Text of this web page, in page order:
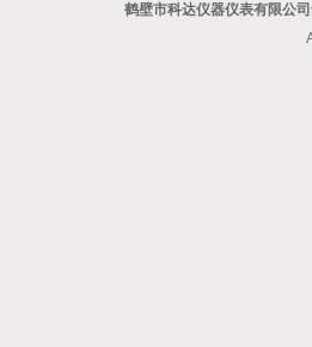
鹤壁市科达仪器仪表有限公